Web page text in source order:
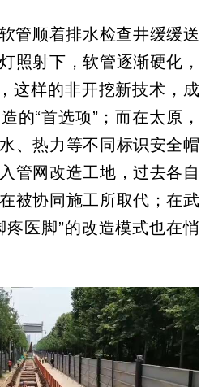
管顺着排水检查井缓缓送
照射下，软管逐渐硬化，
这样的非开挖新技术，成
的“首选项”；而在太原，
、热力等不同标识安全帽
管网改造工地，过去各自
被协同施工所取代；在武
医脚”的改造模式也在悄